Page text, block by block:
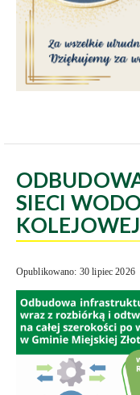
SIECI
KOLEJOWEJ
Opublikowano: 30 lipiec 2026